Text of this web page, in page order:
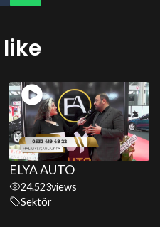
ELYA AUTO
24.523views
Sektör